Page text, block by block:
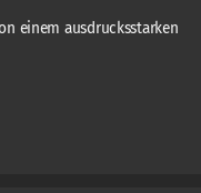
einem ausdrucksstarken